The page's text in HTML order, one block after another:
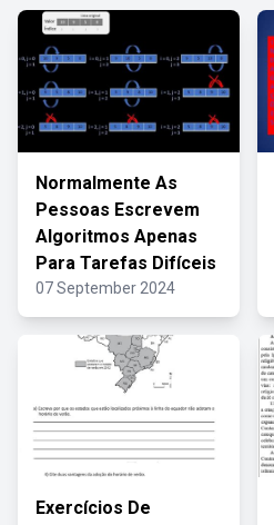
Normalmente As
Pessoas Escrevem
Algoritmos Apenas
Para Tarefas Difíceis
07 September 2024
Exercícios De